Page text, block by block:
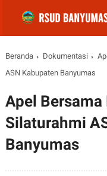
Beranda Dokumentasi
ASN Kabupaten Banyumas
Apel
Silaturahmi
Banyumas